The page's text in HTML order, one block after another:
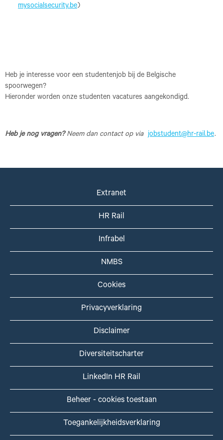
mysocialsecurity.be)
Heb je interesse voor een studentenjob bij de Belgische
spoorwegen?
Hieronder worden onze studenten vacatures aangekondigd.
Heb je nog vragen?Neem dan contact op via jobstudent@hr-rail.be.
Extranet
HR Rail
Infrabel
NMBS
Cookies
Privacyverklaring
Disclaimer
Diversiteitscharter
LinkedIn HR Rail
Beheer - cookies toestaan
Toegankelijkheidsverklaring